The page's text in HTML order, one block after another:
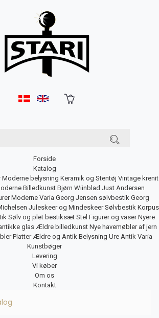
Forside
Katalog
Moderne belysning Keramik og Stentøj Vintage krenit
Billedkunst Bjørn Wiinblad Just Andersen
Moderne Varia Georg Jensen sølvbestik Georg
Juleskeer og Mindeskeer Sølvbestik Korpus
Sølv og plet bestiksæt Stel Figurer og vaser Nyere
glas Ældre billedkunst Nye havemøbler af jern
Platter Ældre og Antik Belysning Ure Antik Varia
Kunstbøger
Levering
Vi køber
Om os
Kontakt